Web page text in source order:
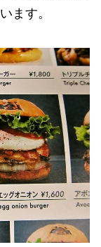
ます。